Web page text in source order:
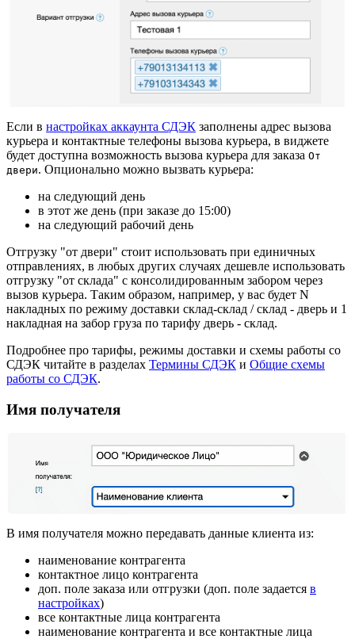
Если в настройках аккаунта СДЭК заполнены адрес вызова
курьера и контактные телефоны вызова курьера, в виджете
будет доступна возможность вызова курьера для заказа От
двери. Опционально можно вызвать курьера:
на следующий день
в этот же день (при заказе до 15:00)
на следующий рабочий день
Отгрузку "от двери" стоит использовать при единичных
отправлениях, в любых других случаях дешевле использовать
отгрузку "от склада" с консолидированным забором через
вызов курьера. Таким образом, например, у вас будет N
накладных по режиму доставки склад-склад / склад - дверь и 1
накладная на забор груза по тарифу дверь - склад.
Подробнее про тарифы, режимы доставки и схемы работы со
СДЭК читайте в разделах Термины СДЭК и Общие схемы
работы со СДЭК.
Имя получателя
В имя получателя можно передавать данные клиента из:
наименование контрагента
контактное лицо контрагента
доп. поле заказа или отгрузки (доп. поле задается в
настройках)
все контактные лица контрагента
наименование контрагента и все контактные лица